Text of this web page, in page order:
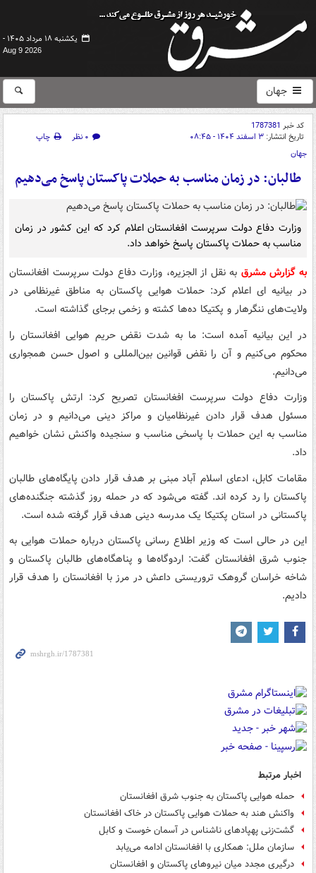
یکشنبه ۱۸ مرداد ۱۴۰۵ -
Aug 9 2026
جهان
کد خبر 1787381
تاریخ انتشار: ۳ اسفند ۱۴۰۴ - ۰۸:۴۵ ۰ نظر
چاپ
جهان
طالبان: در زمان مناسب به حملات پاکستان پاسخ می‌دهیم
وزارت دفاع دولت سرپرست افغانستان اعلام کرد که این کشور در زمان
مناسب به حملات پاکستان پاسخ خواهد داد.
به گزارش مشرق به نقل از الجزیره، وزارت دفاع دولت سرپرست افغانستان
در بیانیه ای اعلام کرد: حملات هوایی پاکستان به مناطق غیرنظامی در
ولایت‌های ننگرهار و پکتیکا ده‌ها کشته و زخمی برجای گذاشته است.
در این بیانیه آمده است: ما به شدت نقض حریم هوایی افغانستان را
محکوم می‌کنیم و آن را نقض قوانین بین‌المللی و اصول حسن همجواری
می‌دانیم.
وزارت دفاع دولت سرپرست افغانستان تصریح کرد: ارتش پاکستان را
مسئول هدف قرار دادن غیرنظامیان و مراکز دینی می‌دانیم و در زمان
مناسب به این حملات با پاسخی مناسب و سنجیده واکنش نشان خواهیم
داد.
مقامات کابل، ادعای اسلام آباد مبنی بر هدف قرار دادن پایگاه‌های طالبان
پاکستان را رد کرده اند. گفته می‌شود که در حمله روز گذشته جنگنده‌های
پاکستانی در استان پکتیکا یک مدرسه دینی هدف قرار گرفته شده است.
این در حالی است که وزیر اطلاع رسانی پاکستان درباره حملات هوایی به
جنوب شرق افغانستان گفت: اردوگاه‌ها و پناهگاه‌های طالبان پاکستان و
شاخه خراسان گروهک تروریستی داعش در مرز با افغانستان را هدف قرار
دادیم.
اخبار مرتبط
حمله هوایی پاکستان به جنوب شرق افغانستان
واکنش هند به حملات هوایی پاکستان در خاک افغانستان
گشت‌زنی پهپادهای ناشناس در آسمان خوست و کابل
سازمان ملل: همکاری با افغانستان ادامه می‌یابد
درگیری مجدد میان نیروهای پاکستان و افغانستان